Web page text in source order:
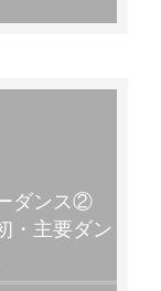
ーダンス②
・主要ダン